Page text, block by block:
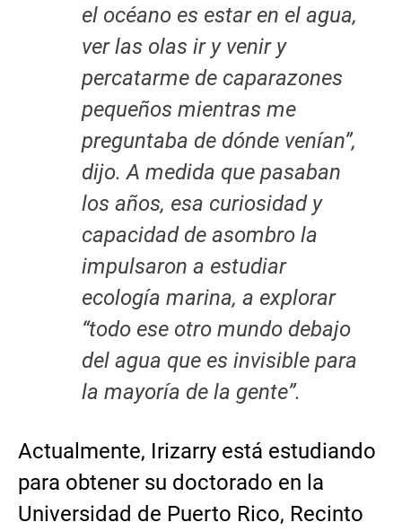
el océano es estar en el agua,
ver las olas ir y venir y
percatarme de caparazones
pequeños mientras me
preguntaba de dónde venían”,
dijo. A medida que pasaban
los años, esa curiosidad y
capacidad de asombro la
impulsaron a estudiar
ecología marina, a explorar
“todo ese otro mundo debajo
del agua que es invisible para
la mayoría de la gente”.
Actualmente, Irizarry está estudiando
para obtener su doctorado en la
Universidad de Puerto Rico, Recinto